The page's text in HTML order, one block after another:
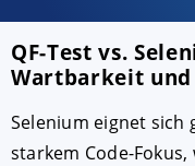
QF-Test vs.
Wartbarkeit
Selenium eignet
starkem Code-